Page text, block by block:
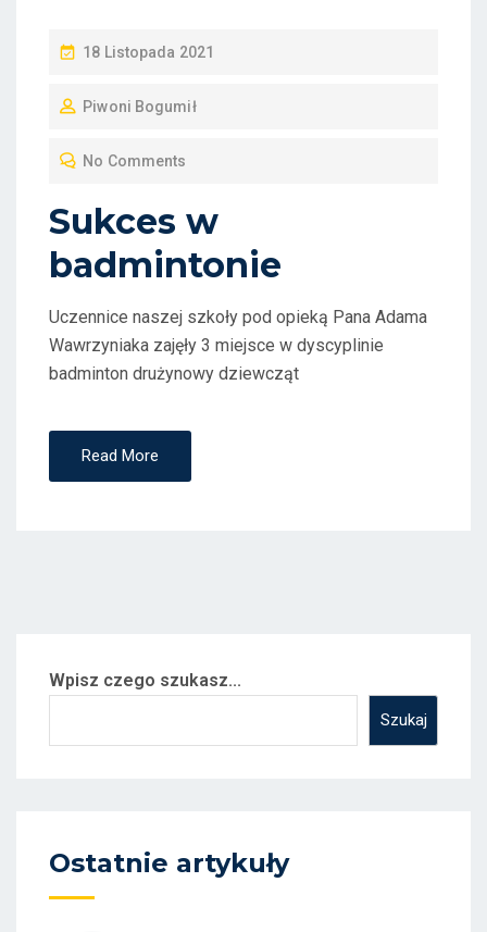
P
S
O
N
18 Listopada 2021
Piwoni Bogumił
No Comments
Sukces w
badmintonie
Uczennice naszej szkoły pod opieką Pana Adama
Wawrzyniaka zajęły 3 miejsce w dyscyplinie
badminton drużynowy dziewcząt
Read More
Wpisz czego szukasz...
Szukaj
Ostatnie artykuły